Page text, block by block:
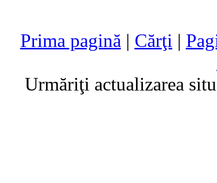
Prima pagină | Cărţi |
Urmăriţi actualizarea